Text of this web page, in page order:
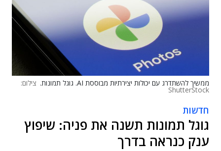
ממשיך להשתדרג עם יכולות יצירתיות מבוססת AI. גוגל תמונות. צילום:
ShutterStock
חדשות
גוגל תמונות תשנה את פניה: שיפוץ
ענק כנראה בדרך